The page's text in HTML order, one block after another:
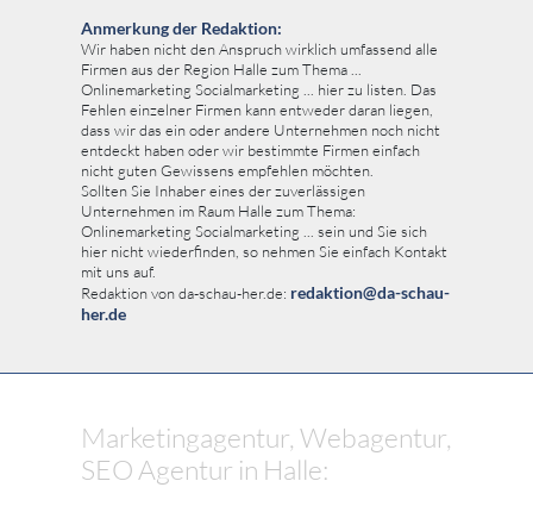
Anmerkung der Redaktion:
Wir haben nicht den Anspruch wirklich umfassend alle
Firmen aus der Region Halle zum Thema ...
Onlinemarketing Socialmarketing ... hier zu listen. Das
Fehlen einzelner Firmen kann entweder daran liegen,
dass wir das ein oder andere Unternehmen noch nicht
entdeckt haben oder wir bestimmte Firmen einfach
nicht guten Gewissens empfehlen möchten.
Sollten Sie Inhaber eines der zuverlässigen
Unternehmen im Raum Halle zum Thema:
Onlinemarketing Socialmarketing ... sein und Sie sich
hier nicht wiederfinden, so nehmen Sie einfach Kontakt
mit uns auf.
Redaktion von da-schau-her.de: redaktion@da-schau-
her.de
Marketingagentur, Webagentur,
SEO Agentur in Halle: